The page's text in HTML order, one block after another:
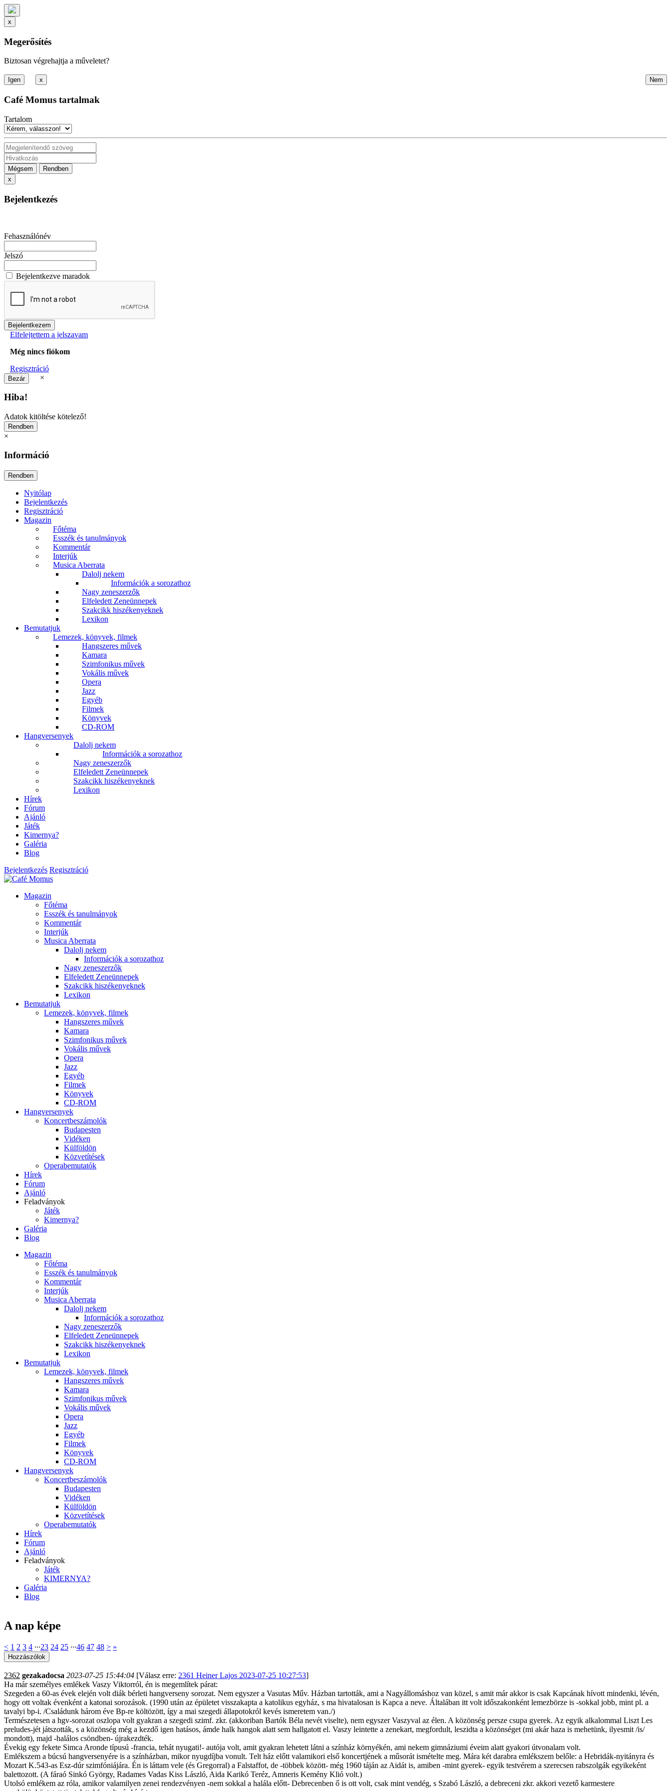
x
Megerősítés
Biztosan végrehajtja a műveletet?
x
Café Momus tartalmak
Tartalom
Mégsem
Rendben
x
Bejelentkezés
Fehasználónév
Jelszó
Bejelentkezve maradok
Elfelejtettem a jelszavam
Még nincs fiókom
Regisztráció
×
Hiba!
Adatok kitöltése kötelező!
×
Információ
Nyitólap
Bejelentkezés
Regisztráció
Magazin
Főtéma
Esszék és tanulmányok
Kommentár
Interjúk
Musica Aberrata
Dalolj nekem
Információk a sorozathoz
Nagy zeneszerzők
Elfeledett Zeneünnepek
Szakcikk hiszékenyeknek
Lexikon
Bemutatjuk
Lemezek, könyvek, filmek
Hangszeres művek
Kamara
Szimfonikus művek
Vokális művek
Opera
Jazz
Egyéb
Filmek
Könyvek
CD-ROM
Hangversenyek
Dalolj nekem
Információk a sorozathoz
Nagy zeneszerzők
Elfeledett Zeneünnepek
Szakcikk hiszékenyeknek
Lexikon
Hírek
Fórum
Ajánló
Játék
Kimernya?
Galéria
Blog
Bejelentkezés Regisztráció
Magazin
Főtéma
Esszék és tanulmányok
Kommentár
Interjúk
Musica Aberrata
Dalolj nekem
Információk a sorozathoz
Nagy zeneszerzők
Elfeledett Zeneünnepek
Szakcikk hiszékenyeknek
Lexikon
Bemutatjuk
Lemezek, könyvek, filmek
Hangszeres művek
Kamara
Szimfonikus művek
Vokális művek
Opera
Jazz
Egyéb
Filmek
Könyvek
CD-ROM
Hangversenyek
Koncertbeszámolók
Budapesten
Vidéken
Külföldön
Közvetítések
Operabemutatók
Hírek
Fórum
Ajánló
Feladványok
Játék
Kimernya?
Galéria
Blog
Magazin
Főtéma
Esszék és tanulmányok
Kommentár
Interjúk
Musica Aberrata
Dalolj nekem
Információk a sorozathoz
Nagy zeneszerzők
Elfeledett Zeneünnepek
Szakcikk hiszékenyeknek
Lexikon
Bemutatjuk
Lemezek, könyvek, filmek
Hangszeres művek
Kamara
Szimfonikus művek
Vokális művek
Opera
Jazz
Egyéb
Filmek
Könyvek
CD-ROM
Hangversenyek
Koncertbeszámolók
Budapesten
Vidéken
Külföldön
Közvetítések
Operabemutatók
Hírek
Fórum
Ajánló
Feladványok
Játék
KIMERNYA?
Galéria
Blog
A nap képe
< 1 2 3 4 ∙∙∙23 24 25 ∙∙∙46 47 48 > »
2362 gezakadocsa 2023-07-25 15:44:04 [Válasz erre: 2361 Heiner Lajos 2023-07-25 10:27:53]
Ha már személyes emlékek Vaszy Viktorról, én is megemlítek párat:
Szegeden a 60-as évek elején volt diák bérleti hangverseny sorozat. Nem egyszer a Vasutas Műv. Házban tartották, ami a Nagyállomáshoz van közel, s amit már akkor is csak Kapcának hívott mindenki, lévén,
hogy ott voltak évenként a katonai sorozások. (1990 után az épületet visszakapta a katolikus egyház, s ma hivatalosan is Kapca a neve. Általában itt volt időszakonként lemezbörze is -sokkal jobb, mint pl. a
tavalyi bp-i. /Családunk három éve Bp-re költözött, így a mai szegedi állapotokról kevés ismeretem van./)
Természetesen a hgv-sorozat oszlopa volt gyakran a szegedi szimf. zkr. (akkoriban Bartók Béla nevét viselte), nem egyszer Vaszyval az élen. A közönség persze csupa gyerek. Az egyik alkalommal Liszt Les
preludes-jét játszották, s a közönség még a kezdő igen hatásos, ámde halk hangok alatt sem hallgatott el. Vaszy leintette a zenekart, megfordult, leszidta a közönséget (mi akár haza is mehetünk, ilyesmit /is/
mondott), majd -halálos csöndben- újrakezdték.
Évekig egy fekete Simca Aronde típusú -francia, tehát nyugati!- autója volt, amit gyakran lehetett látni a színház környékén, ami nekem gimnáziumi éveim alatt gyakori útvonalam volt.
Emlékszem a búcsú hangversenyére is a színházban, mikor nyugdíjba vonult. Telt ház előtt valamikori első koncertjének a műsorát ismételte meg. Mára két darabra emlékszem belőle: a Hebridák-nyitányra és
Mozart K.543-as Esz-dúr szimfóniájára. Én is láttam vele (és Gregorral) a Falstaffot, de -többek között- még 1960 táján az Aidát is, amiben -mint gyerek- egyik testvérem a szerecsen rabszolgák egyikeként
balettozott. (A fáraó Sinkó György, Radames Vadas Kiss László, Aida Karikó Teréz, Amneris Kemény Klió volt.)
Utolsó emlékem az róla, amikor valamilyen zenei rendezvényen -nem sokkal a halála előtt- Debrecenben ő is ott volt, csak mint vendég, s Szabó László, a debreceni zkr. akkori vezető karmestere